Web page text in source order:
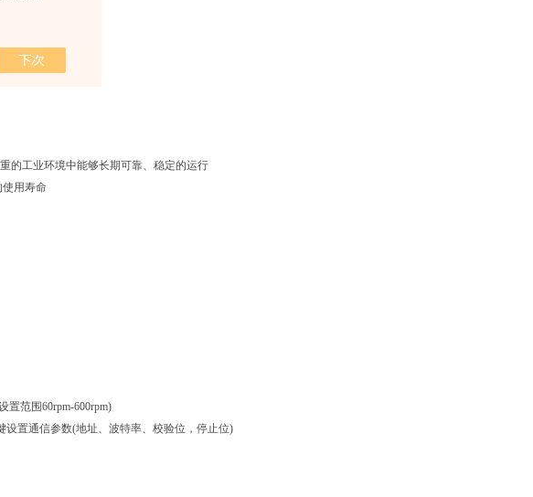
的工业环境中能够长期可靠、稳定的运行
使用寿命
置范围60rpm-600rpm)
设置通信参数(地址、波特率、校验位，停止位)